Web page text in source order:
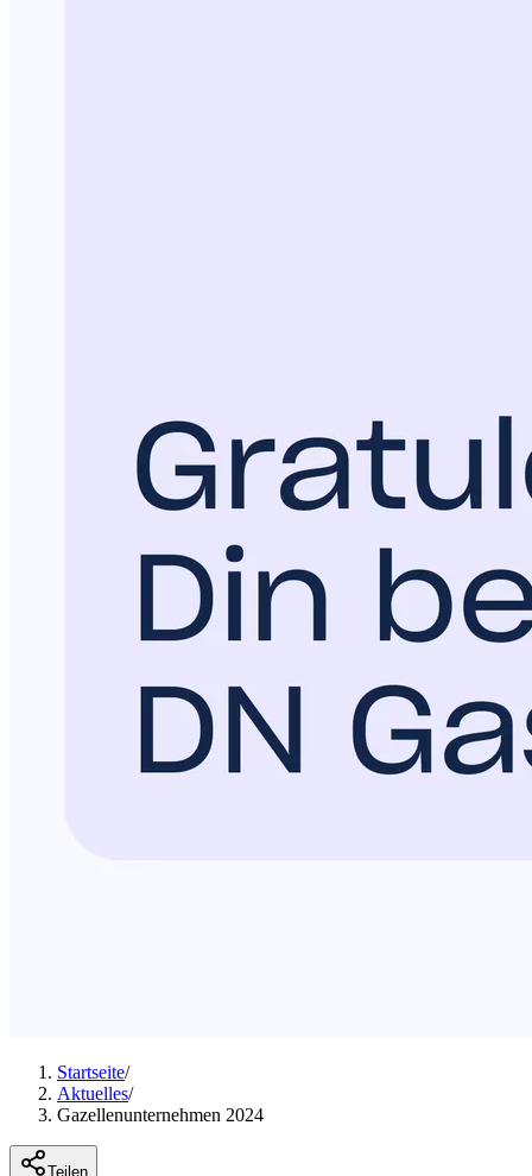
Startseite/
Aktuelles/
Gazellenunternehmen 2024
Teilen